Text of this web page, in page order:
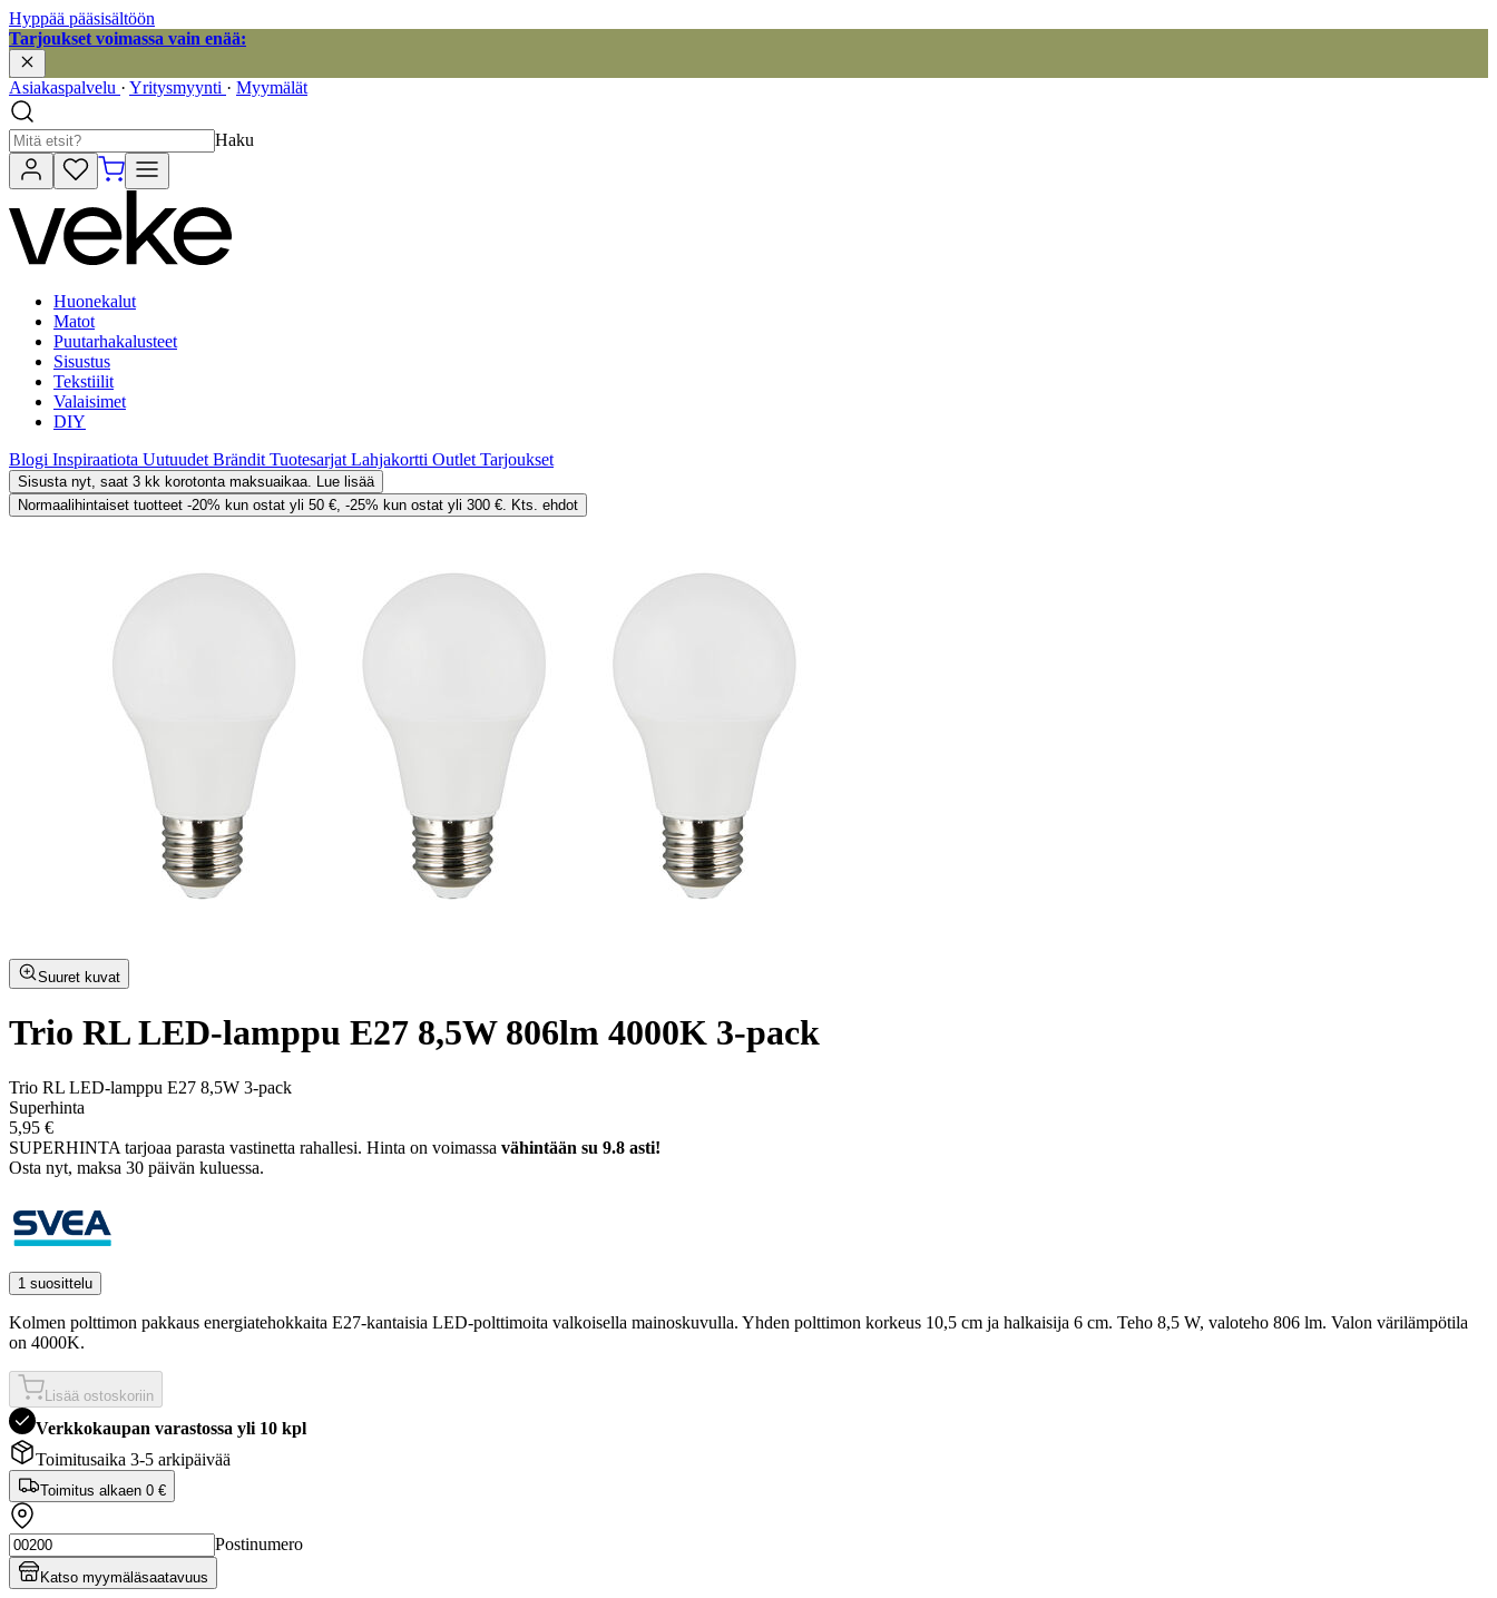
Hyppää pääsisältöön
Tarjoukset voimassa vain enää:
Asiakaspalvelu · Yritysmyynti · Myymälät
Haku
Huonekalut
Matot
Puutarhakalusteet
Sisustus
Tekstiilit
Valaisimet
DIY
Blogi Inspiraatiota Uutuudet Brändit Tuotesarjat Lahjakortti Outlet Tarjoukset
Sisusta nyt, saat 3 kk korotonta maksuaikaa. Lue lisää
Normaalihintaiset tuotteet -20% kun ostat yli 50 €, -25% kun ostat yli 300 €. Kts. ehdot
Suuret kuvat
Trio RL LED-lamppu E27 8,5W 806lm 4000K 3-pack
Trio RL LED-lamppu E27 8,5W 3-pack
Superhinta
5,95 €
SUPERHINTA tarjoaa parasta vastinetta rahallesi. Hinta on voimassa vähintään su 9.8 asti!
Osta nyt, ­maksa 30 päivän kuluessa.
1 suosittelu
Kolmen polttimon pakkaus energiatehokkaita E27-kantaisia LED-polttimoita valkoisella mainoskuvulla. Yhden polttimon korkeus 10,5 cm ja halkaisija 6 cm. Teho 8,5 W, valoteho 806 lm. Valon värilämpötila
on 4000K.
Lisää ostoskoriin
Verkkokaupan varastossa yli 10 kpl
Toimitusaika 3-5 arkipäivää
Toimitus alkaen 0 €
Postinumero
Katso myymäläsaatavuus